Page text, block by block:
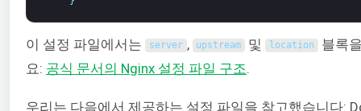
이 설정 파일에서는 server , upstream 및 location 블록
요: 공식 문서의 Nginx 설정 파일 구조
우리는 다음에서 제공하는 설정 파일을 참고했습니다: